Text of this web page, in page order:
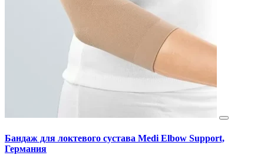
Бандаж для локтевого сустава Medi Elbow Support,
Германия